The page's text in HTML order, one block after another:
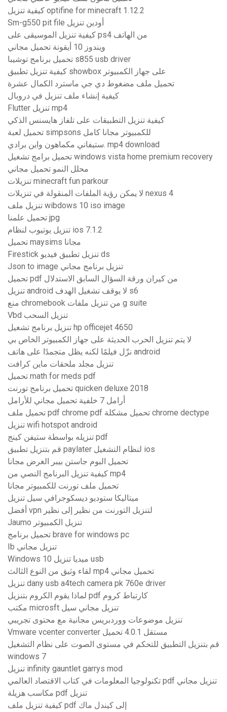
كيفية تنزيل optifine for minecraft 1.12.2
Sm-g550 pit file أودين تنزيل
كيفية تنزيل الموسيقى على ps4 من الهاتف
ويندوز 10 أيقونة تحميل مجاني
تحميل برنامج توشيبا s855 usb driver
كيفية تنزيل تطبيق showbox على جهاز الكمبيوتر
تحميل ملف مضغوط دي جي ماسترد الكمال عشرة
كيفية إنشاء ملف تنزيل في دروبال
Flutter تنزيل mp4
كيفية تنزيل التطبيقات على تلفاز هايسنس الذكي
تحميل لعبة simpsons للكمبيوتر مجانا كامل
ستيفاني مكماهون واين برادي. mp4 download
تحميل برامج تشغيل windows vista home premium recovery
محلل النمو تحميل مجاني
تنزيلات minecraft fun parkour
لا يمكن رؤية الملفات المنقولة في تنزيلات nexus 4
تنزيل ملف wibdows 10 iso image
تحميل علمنا jpg
تنزيل يوتيوب لنظام ios 7.1.2
تحميل maysims مجانا
Firestick تنزيل تطبيق فيديو ds
Json to image تنزيل برنامج مجاني
تحميل pdf من كيران ورقة السؤال السابق الاستدلال
تنزيل android لا يوقف تشغيل الهدف s6
منع chromebook من تنزيل ملفات g suite
Vbd تنزيل السحب
تنزيل برنامج تشغيل hp officejet 4650
لا يتم تنزيل الحرب الحديثة على جهاز الكمبيوتر الخاص بي
نزّل فيلمًا لكنه يظل متجمدًا على هاتف android
تنزيل مجلد ملحقات ماين كرافت
تحميل math for meds pdf
تحميل برنامج تورنت quicken deluxe 2018
أرامل 7 خلفية تحميل مجاني للأرامل
تحميل ملف pdf chrome pdf تحميل مشكلة chrome dectype
تنزيل wifi hotspot android
تنزيله بواسطة ستيفن كينج pdf
قم بتنزيل تطبيق paylater لنظام التشغيل ios
تحميل البوم جاستن بيبر الغرض مجانا
كيفية تنزيل البرنامج النصي من mp4
تحميل ملف تورنت للكمبيوتر مجانا
ميتاليكا ستوديو ديسكوجرافي سيل تنزيل
أفضل vpn لتنزيل التورنت من نظير إلى نظير
Jaumo تنزيل الكمبيوتر
تحميل برنامج brave for windows pc
Ib تنزيل مجاني
Windows 10 ميديا ​​تنزيل usb
لقاء وثيق من النوع الثالث mp4 تحميل مجاني
تنزيل dany usb a4tech camera pk 760e driver
لماذا يقوم الكروم بتنزيل pdf كارتباط كروم
مكتب microsft تنزيل مجاني سيل
تنزيل موضوعات ووردبريس مجانية مع محتوى تجريبي
Vmware vcenter converter مستقل 4.0.1 تحميل
قم بتنزيل التطبيق للتحكم في مستوى الصوت على نظام التشغيل
windows 7
تنزيل infinity gauntlet garrys mod
تكنولوجيا المعلومات في كتاب الاقتصاد العالمي pdf تنزيل مجاني
مكاسب هزيلة pdf تنزيل
كيفية تنزيل ملف pdf إلى كيندل ماك